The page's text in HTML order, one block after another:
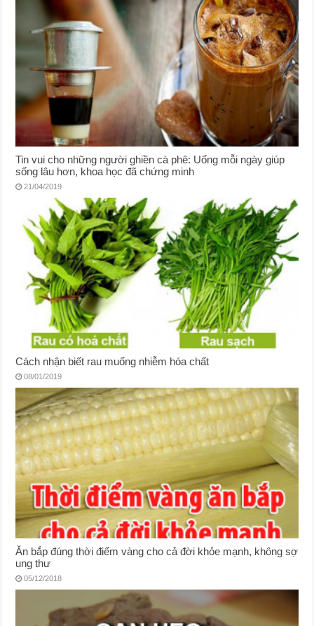
Tin vui cho những người ghiền cà phê: Uống mỗi ngày giúp
sống lâu hơn, khoa học đã chứng minh
21/04/2019
Cách nhận biết rau muống nhiễm hóa chất
08/01/2019
Ăn bắp đúng thời điểm vàng cho cả đời khỏe mạnh, không sợ
ung thư
05/12/2018